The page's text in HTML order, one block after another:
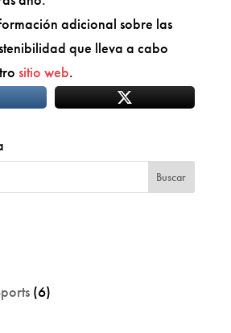
adicional sobre las
que lleva a cabo
sitio web.
(6)